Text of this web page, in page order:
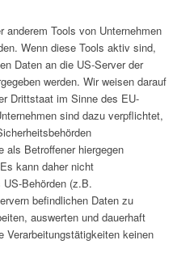
Tools von Unternehmen
Wenn diese Tools aktiv sind,
Daten an die US-Server der
werden. Wir weisen darauf
Drittstaat im Sinne des EU-
sind dazu verpflichtet,
als Betroffener hiergegen
kann daher nicht
Behörden (z.B.
befindlichen Daten zu
auswerten und dauerhaft
Verarbeitungstätigkeiten keinen